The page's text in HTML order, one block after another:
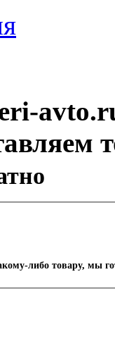
либо товару, мы